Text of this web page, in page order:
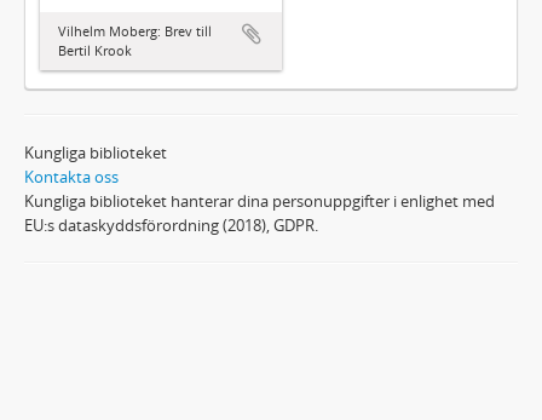
Vilhelm Moberg: Brev till
Bertil Krook
Kungliga biblioteket
Kontakta oss
Kungliga biblioteket hanterar dina personuppgifter i enlighet med
EU:s dataskyddsförordning (2018), GDPR.